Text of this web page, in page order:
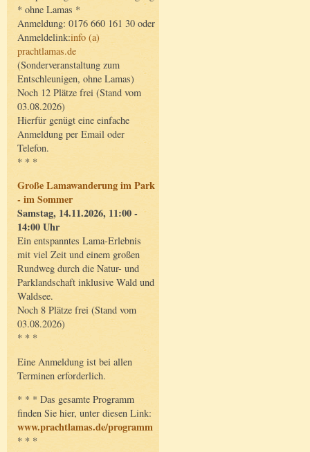
* ohne Lamas *
Anmeldung: 0176 660 161 30 oder
Anmeldelink:info (a)
prachtlamas.de
(Sonderveranstaltung zum
Entschleunigen, ohne Lamas)
Noch 12 Plätze frei (Stand vom
03.08.2026)
Hierfür genügt eine einfache
Anmeldung per Email oder
Telefon.
* * *
Große Lamawanderung im Park
- im Sommer
Samstag, 14.11.2026, 11:00 -
14:00 Uhr
Ein entspanntes Lama-Erlebnis
mit viel Zeit und einem großen
Rundweg durch die Natur- und
Parklandschaft inklusive Wald und
Waldsee.
Noch 8 Plätze frei (Stand vom
03.08.2026)
* * *
Eine Anmeldung ist bei allen
Terminen erforderlich.
* * * Das gesamte Programm
finden Sie hier, unter diesen Link:
www.prachtlamas.de/programm
* * *